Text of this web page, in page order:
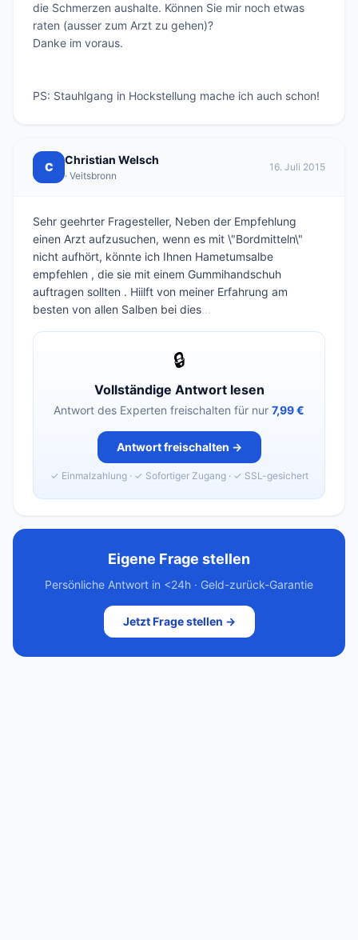
die Schmerzen aushalte. Können Sie mir noch etwas
raten (ausser zum Arzt zu gehen)?
Danke im voraus.
PS: Stauhlgang in Hockstellung mache ich auch schon!
C
Christian Welsch
· Veitsbronn
16. Juli 2015
Sehr geehrter Fragesteller, Neben der Empfehlung
einen Arzt aufzusuchen, wenn es mit \"Bordmitteln\"
nicht aufhört, könnte ich Ihnen Hametumsalbe
empfehlen , die sie mit einem Gummihandschuh
auftragen sollten . Hiilft von meiner Erfahrung am
besten von allen Salben bei dies...
🔒
Vollständige Antwort lesen
Antwort des Experten freischalten für nur 7,99 €
Antwort freischalten →
✓ Einmalzahlung · ✓ Sofortiger Zugang · ✓ SSL-gesichert
Eigene Frage stellen
Persönliche Antwort in <24h · Geld-zurück-Garantie
Jetzt Frage stellen →